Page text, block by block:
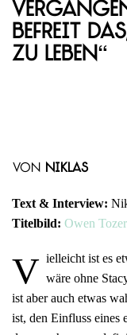
befreit
zu leben“
von Niklas
Text & Interview:
Titelbild: Owen Tozer
V ielleicht ist es
wäre ohne
ist aber auch etwas
ist, den Einfluss eines